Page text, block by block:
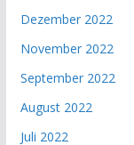
Dezember 2022
November 2022
September 2022
August 2022
Juli 2022